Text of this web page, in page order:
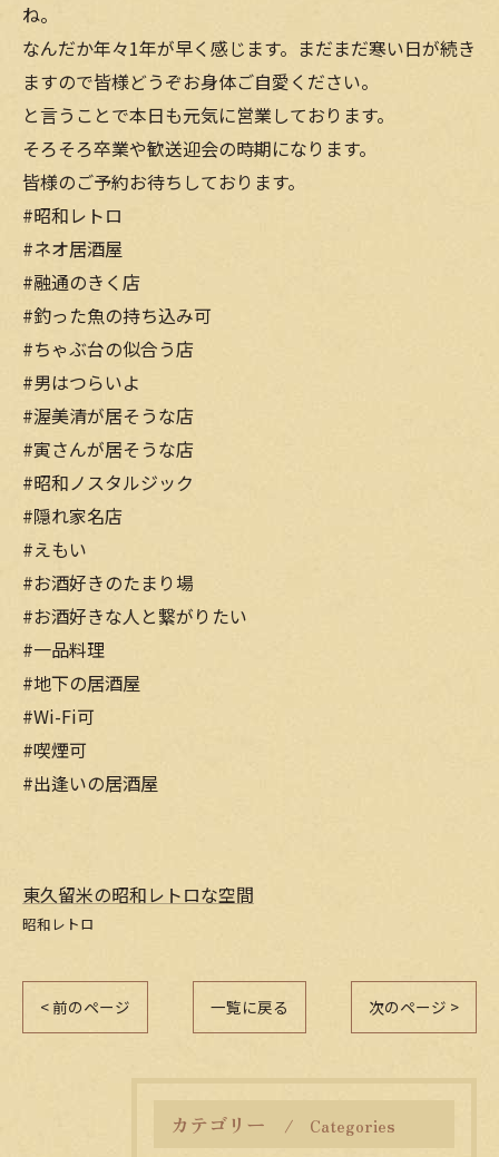
ね。
なんだか年々1年が早く感じます。まだまだ寒い日が続き
ますので皆様どうぞお身体ご自愛ください。
と言うことで本日も元気に営業しております。
そろそろ卒業や歓送迎会の時期になります。
皆様のご予約お待ちしております。
#昭和レトロ
#ネオ居酒屋
#融通のきく店
#釣った魚の持ち込み可
#ちゃぶ台の似合う店
#男はつらいよ
#渥美清が居そうな店
#寅さんが居そうな店
#昭和ノスタルジック
#隠れ家名店
#えもい
#お酒好きのたまり場
#お酒好きな人と繋がりたい
#一品料理
#地下の居酒屋
#Wi-Fi可
#喫煙可
#出逢いの居酒屋
東久留米の昭和レトロな空間
昭和レトロ
< 前のページ 一覧に戻る 次のページ >
カテゴリー Categories